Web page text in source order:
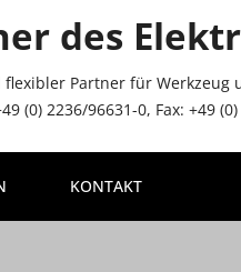
des
Partner für Werkzeug
(0) 2236/96631-0, Fax: +49
KONTAKT